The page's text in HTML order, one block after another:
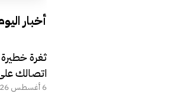
أخبار
اتصالك
6 أغسطس 2026